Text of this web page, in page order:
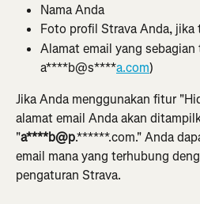
Nama Anda
Foto profil Strava Anda, jika
Alamat email yang
a****b@s****a.com)
Jika Anda menggunakan fitur
alamat email Anda akan
"a****b@p.******.com." Anda
email mana yang terhubung
pengaturan Strava.